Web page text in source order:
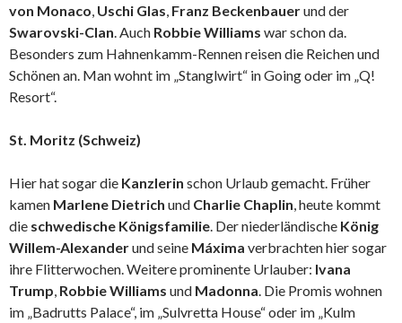
von Monaco, Uschi Glas, Franz Beckenbauerund der
Swarovski-Clan. Auch Robbie Williams war schon da.
Besonders zum Hahnenkamm-Rennen reisen die Reichen und
Schönen an. Man wohnt im „Stanglwirt“ in Going oder im „Q!
Resort“.
St. Moritz (Schweiz)
Hier hat sogar die Kanzlerin schon Urlaub gemacht. Früher
kamen Marlene Dietrich und Charlie Chaplin, heute kommt
die schwedische Königsfamilie. Der niederländische König
Willem-Alexanderund seine Máxima verbrachten hier sogar
ihre Flitterwochen. Weitere prominente Urlauber: Ivana
Trump, Robbie Williams und Madonna. Die Promis wohnen
im „Badrutts Palace“, im „Sulvretta House“ oder im „Kulm